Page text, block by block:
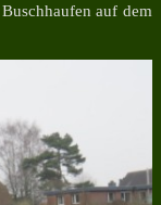
auf dem